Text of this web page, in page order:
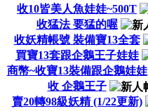
收10皆美人魚娃娃~500T
收猛法 要猛的喔
收妖精帳號 裝備寶13全套
買寶13套跟企鵝王子娃娃
商幣~收寶13裝備跟企鵝娃娃
收 企鵝王子
賣20轉98級妖精 (1/22更新)